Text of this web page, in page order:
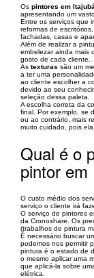
Os pintores em
apresentando um
Entre os serviços que
reformas de
fachadas, casas e
Além de realizar a
embelezar ainda mais
gosto de cada cliente.
As texturas são um
a ter uma
ao cliente escolher a
devido ao seu
seleção dessa paleta.
A escolha correta da
final. Por exemplo, se
ou ao contrário, mais
muito cuidado, pois
Qual é o
pintor
O custo médio dos
serviço o cliente irá
O serviço de pintores
da Cronoshare. Os
(trabalhos de pintura
É necessário buscar
podemos nos permitir
pintura é o estado de
o mesmo aplicar uma
que aplicá-la sobre
elétrica.